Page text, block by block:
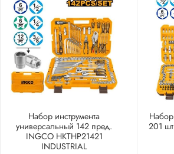
Набор инструмента
универсальный 142 пред.
INGCO HKTHP21421
INDUSTRIAL
Набор
201